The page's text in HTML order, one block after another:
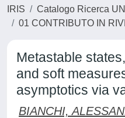
IRIS
Catalogo Ricerca
01 CONTRIBUTO IN
Metastable
and soft
asymptotics via
BIANCHI,